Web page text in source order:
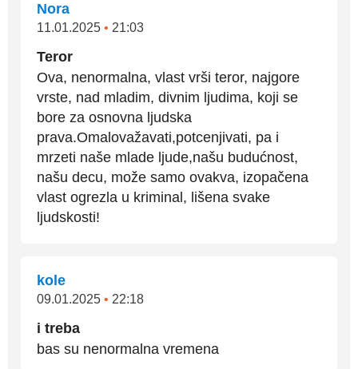
Nora
11.01.2025 • 21:03
Teror
Ova, nenormalna, vlast vrši teror, najgore
vrste, nad mladim, divnim ljudima, koji se
bore za osnovna ljudska
prava.Omalovažavati,potcenjivati, pa i
mrzeti naše mlade ljude,našu budućnost,
našu decu, može samo ovakva, izopačena
vlast ogrezla u kriminal, lišena svake
ljudskosti!
kole
09.01.2025 • 22:18
i treba
bas su nenormalna vremena